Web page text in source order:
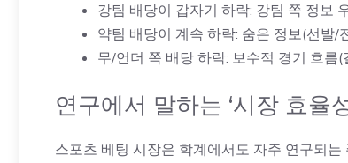
강팀 배당이 갑자기 하락: 강팀 쪽 정보
약팀 배당이 계속 하락: 숨은 정보(선발/
무/언더 쪽 배당 하락: 보수적 경기 흐름(
연구에서 말하는 ‘시장 효율
스포츠 베팅 시장은 학계에서도 자주 연구되